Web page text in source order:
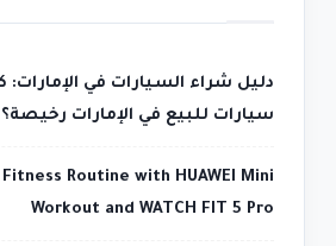
دليل شراء السيارات في
سيارات للبيع في الإمارات رخيصة؟
Routine with HUAWEI Mini
Workout and WATCH FIT 5 Pro